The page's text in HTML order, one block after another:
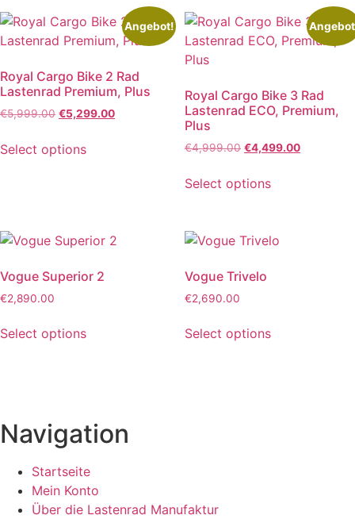
Angebot!
Royal Cargo Bike 2 Rad
Lastenrad Premium, Plus
€5,999.00 Ursprünglicher
war:
€5,299.00Aktueller
Select options
Royal Cargo Bike 3 Rad
Lastenrad ECO, Premium,
Plus
€4,999.00 Ursprünglicher
war:
€4,499.00Aktueller
Select options
Vogue Superior 2
€2,890.00
Select options
Vogue Trivelo
€2,690.00
Select options
Navigation
Startseite
Mein Konto
Über die Lastenrad Manufaktur